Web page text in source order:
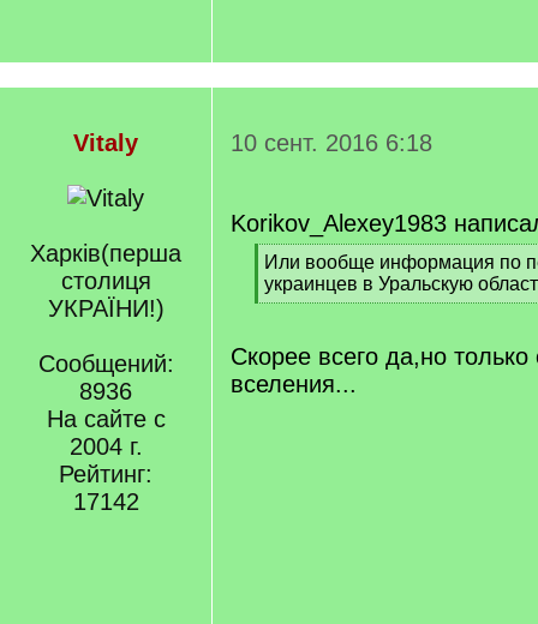
Vitaly
Харкiв(перша
столиця
УКРАЇНИ!)
Сообщений:
8936
На сайте с
2004 г.
Рейтинг:
17142
10 сент. 2016 6:18
Korikov_Alexey1983
[
q
]
Или вообще информация по
украинцев в Уральскую
[
q
]
Скорее всего да,но только
вселения...